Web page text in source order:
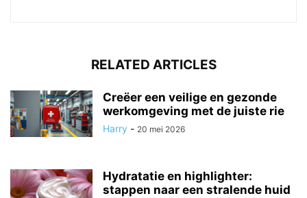
RELATED ARTICLES
Creëer een veilige en gezonde
werkomgeving met de juiste rie
Harry - 20 mei 2026
Hydratatie en highlighter:
stappen naar een stralende huid